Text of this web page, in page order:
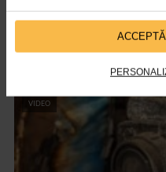
CLIPA DE ARTA
Nicolae Tonitza –
VIDEO